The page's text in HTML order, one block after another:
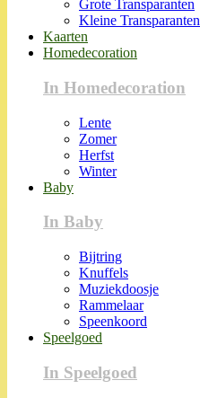
Grote Transparanten
Kleine Transparanten
Kaarten
Homedecoration
In Homedecoration
Lente
Zomer
Herfst
Winter
Baby
In Baby
Bijtring
Knuffels
Muziekdoosje
Rammelaar
Speenkoord
Speelgoed
In Speelgoed